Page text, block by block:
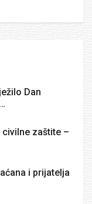
Dan
zaštite –
i prijatelja